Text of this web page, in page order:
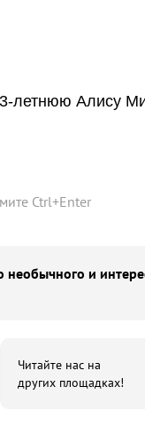
летнюю Алису
Ctrl+Enter
необычного и
Читайте нас на
других площадках!